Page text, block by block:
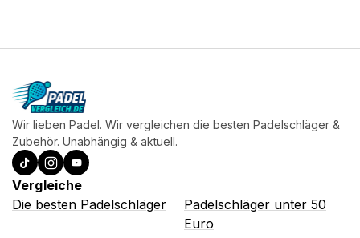
Wir lieben Padel. Wir vergleichen die besten Padelschläger &
Zubehör. Unabhängig & aktuell.
Vergleiche
Die besten Padelschläger
Padelschläger unter 50
Euro